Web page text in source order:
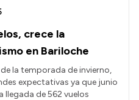
crece la
en Bariloche
la temporada de invierno,
expectativas ya que junio
llegada de 562 vuelos